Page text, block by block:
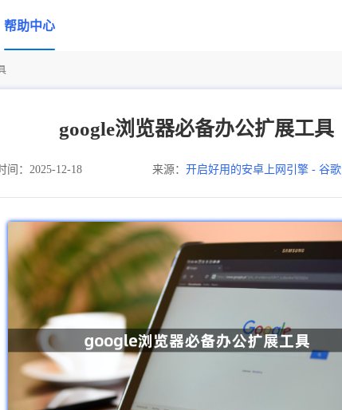
帮助中心
google浏览器必备办公扩展工具
间：2025-12-18 来源： 开启好用的安卓上网引擎 - 谷